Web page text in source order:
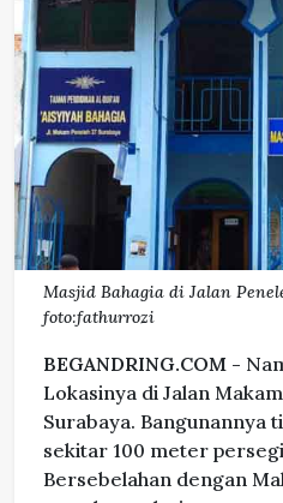
Masjid Bahagia di Jalan
foto:fathurrozi
BEGANDRING.COM -
Lokasinya di Jalan
Surabaya. Bangunannya
sekitar 100 meter
Bersebelahan dengan